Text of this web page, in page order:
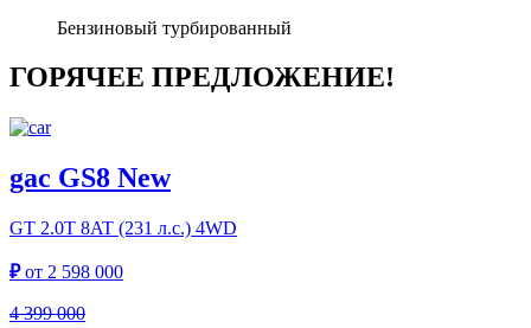
Бензиновый турбированный
ГОРЯЧЕЕ ПРЕДЛОЖЕНИЕ!
gac GS8 New
GT 2.0T 8AT (231 л.с.) 4WD
₽от 2 598 000
4 399 000